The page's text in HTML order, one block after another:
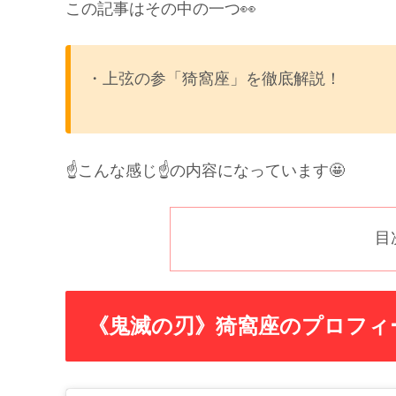
この記事はその中の一つ👀
・上弦の参「猗窩座」を徹底解説！
☝️こんな感じ☝️の内容になっています🤩
目
《鬼滅の刃》猗窩座のプロフ